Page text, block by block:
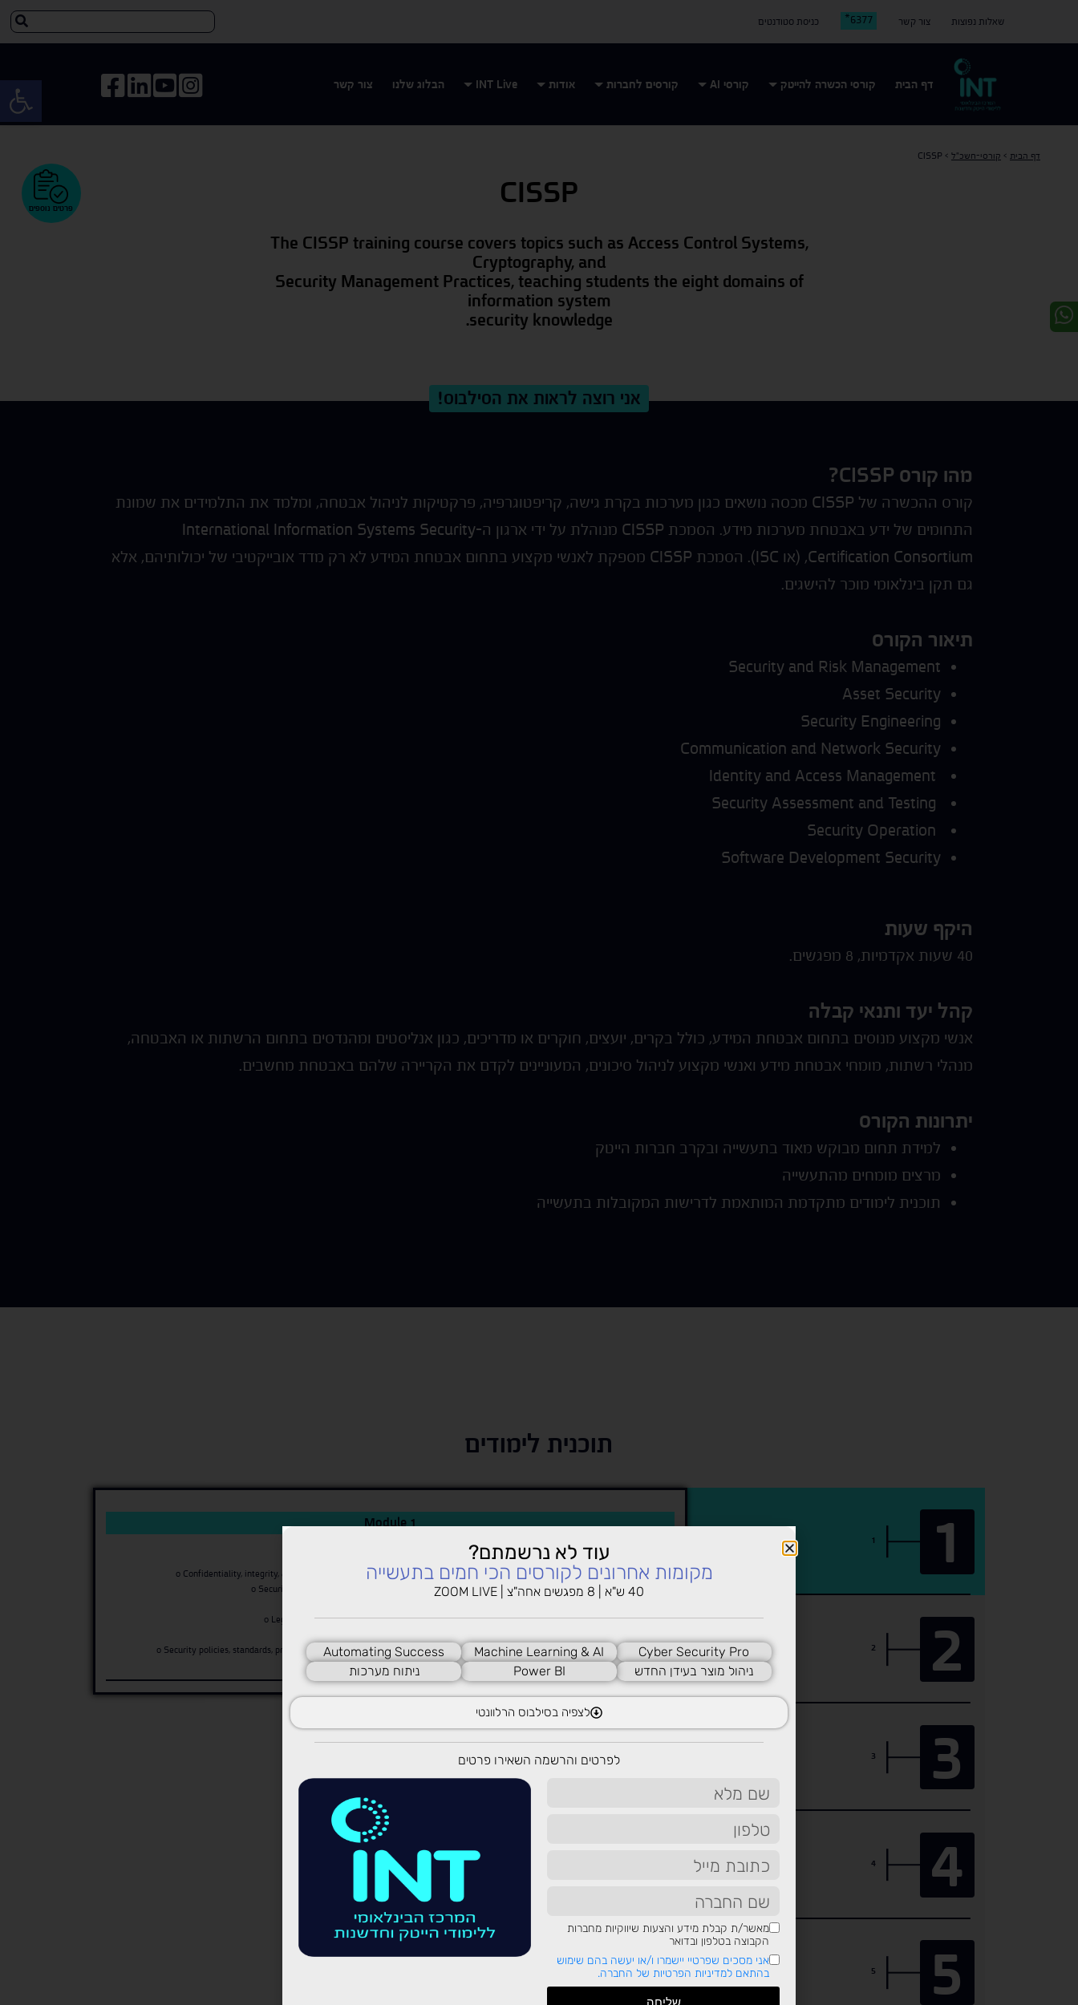
שאלות נפוצות צור קשר 6377* כניסת סטודנטים
דף הבית קורסי הכשרה להייטק קורסי AI קורסים לחברות אודות INT Live הבלוג שלנו צור קשר
דף הבית > קורסי-חשכ"ל >
CISSP
פרטים נוספים CISSP
The CISSP training course covers topics such as Access Control Systems,
Cryptography, and
Security Management Practices, teaching students the eight domains of
information system
security knowledge.
אני רוצה לראות את הסילבוס!
מהו קורס CISSP?
קורס ההכשרה של CISSP מכסה נושאים כגון מערכות בקרת גישה, קריפטוגרפיה, פרקטיקות לניהול אבטחה, ומלמד את התלמידים את שמונת
התחומים של ידע באבטחת מערכות מידע. הסמכת CISSP מנוהלת על ידי ארגון ה-International Information Systems Security
Certification Consortium, (או ISC). הסמכת CISSP מספקת לאנשי מקצוע בתחום אבטחת המידע לא רק מדד אובייקטיבי של יכולותיהם, אלא
גם תקן בינלאומי מוכר להישגים.
תיאור הקורס
Security and Risk Management
Asset Security
Security Engineering
Communication and Network Security
Software Development Security
היקף שעות
40 שעות אקדמיות, 8 מפגשים.
קהל יעד ותנאי קבלה
אנשי מקצוע מנוסים בתחום אבטחת המידע, כולל בקרים, יועצים, חוקרים או מדריכים, כגון אנליסטים ומהנדסים בתחום הרשתות או האבטחה,
מנהלי רשתות, מומחי אבטחת מידע ואנשי מקצוע לניהול סיכונים, המעוניינים לקדם את הקריירה שלהם באבטחת מחשבים.
יתרונות הקורס
למידת תחום מבוקש מאוד בתעשייה ובקרב חברות הייטק
מרצים מומחים מהתעשייה
תוכנית לימודים מתקדמת המותאמת לדרישות המקובלות בתעשייה
תוכנית לימודים
1
1
Module 1
o Confidentiality, integrity, and availability concepts
o Security governance principles
o Legal and regulatory issues
o Security policies, standards, procedures, and guidelines
Security and Risk Management
2
2
3
3
4
4
5
5
עוד לא נרשמתם?
מקומות אחרונים לקורסים הכי חמים בתעשייה
40 ש"א | 8 מפגשים אחה"צ | ZOOM LIVE
Cyber Security Pro
Machine Learning & AI
Automating Success
ניהול מוצר בעידן החדש
Power BI ניתוח מערכות
לצפיה בסילבוס הרלוונטי
לפרטים והרשמה השאירו פרטים
מאשר/ת קבלת מידע והצעות שיווקיות מחברות
הקבוצה בטלפון ובדואר
אני מסכים שפרטיי יישמרו ו/או יעשה בהם שימוש
בהתאם למדיניות הפרטיות של החברה.